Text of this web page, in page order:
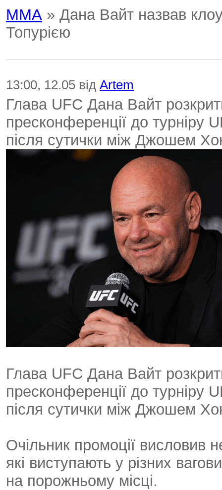
ММА » Дана Вайт назвав
Топурією
13:00, 12.05 від Artem
Глава UFC Дана Вайт
пресконференції до
після сутички між Джошем
Глава UFC Дана Вайт
пресконференції до
після сутички між Джошем
Очільник промоції
які виступають у різних
на порожньому місці.